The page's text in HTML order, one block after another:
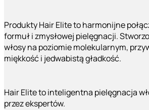
Produkty Hair Elite to harmonijne
formuł i zmysłowej pielęgnacji.
włosy na poziomie molekularnym,
miękkość i jedwabistą gładkość.
Hair Elite to inteligentna pielęgnacja
przez ekspertów.